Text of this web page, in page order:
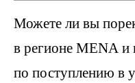
Можете ли вы
в регионе MENA и
по поступлению в